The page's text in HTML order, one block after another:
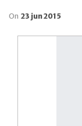
On 23 jun 2015